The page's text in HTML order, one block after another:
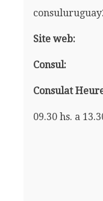
Site web:
Consul:
Consulat
09.30 hs. a